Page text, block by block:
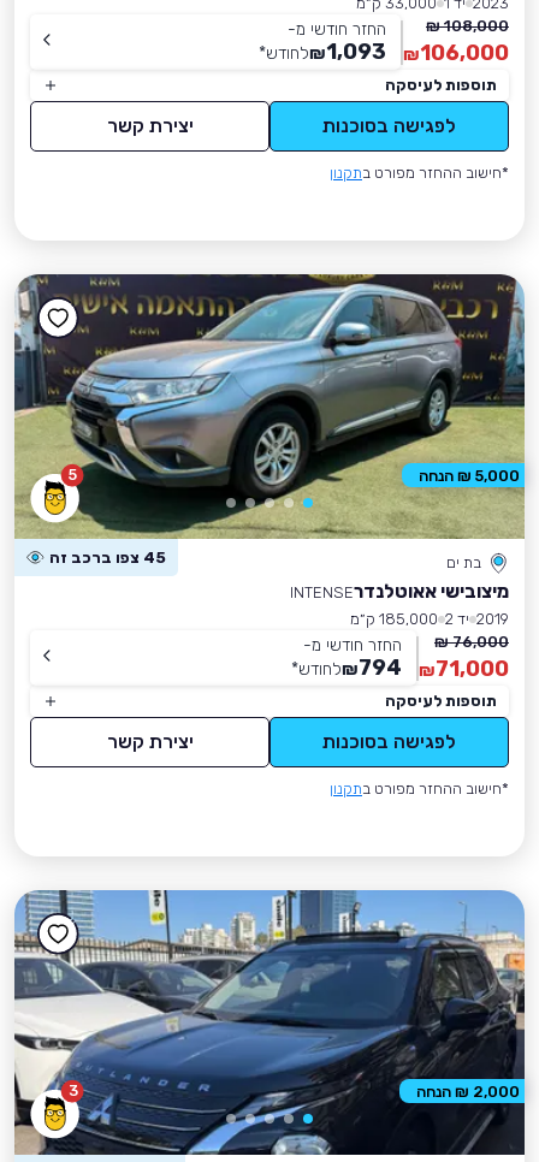
108,000 ₪
106,000
₪
החזר חודשי מ-
1,093
₪לחודש*
תוספות לעיסקה
לפגישה בסוכנות יצירת קשר
*חישוב ההחזר מפורט בתקנון
5
בת ים 45 צפו ברכב זה
מיצובישי אאוטלנדרINTENSE
2019 יד 2
185,000 ק״מ
76,000 ₪
71,000
₪
החזר חודשי מ-
794
₪לחודש*
תוספות לעיסקה
לפגישה בסוכנות יצירת קשר
*חישוב ההחזר מפורט בתקנון
5,000 ₪ הנחה
3 2,000 ₪ הנחה